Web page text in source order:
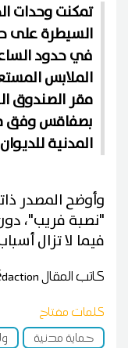
تمكنت وحدات
السيطرة على
في حدود
الملابس
مقر الصندوق
بصفاقس وفق
المدنية
"نصبة فريب"،
فيما لا تزال
كاتب المقال
كلمات مفتاح
حماية مدنية